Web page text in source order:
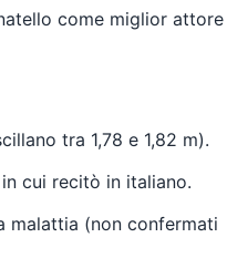
come miglior attore
tra 1,78 e 1,82 m).
cui recitò in italiano.
malattia (non confermati